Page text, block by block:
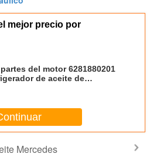
mejor precio por
del motor 6281880201
de aceite de
Mercedes